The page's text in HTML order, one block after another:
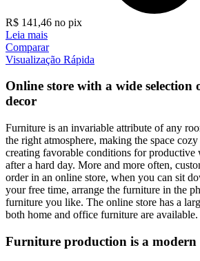
R$ 141,46 no pix
Leia mais
Comparar
Visualização Rápida
Online store with a wide
decor
Furniture is an invariable attribute of any
the right atmosphere, making the space
creating favorable conditions for
after a hard day. More and more often,
order in an online store, when you can sit
your free time, arrange the furniture in the
furniture you like. The online store has a
both home and office furniture are available.
Furniture production is a